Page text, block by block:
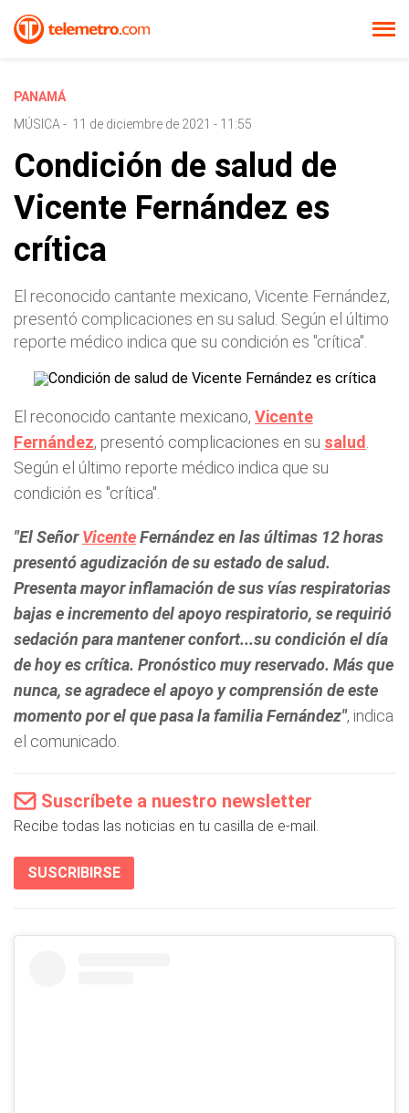
PANAMÁ
MÚSICA - 11 de diciembre de 2021 - 11:55
Condición de salud de
Vicente Fernández es
crítica
El reconocido cantante mexicano, Vicente Fernández,
presentó complicaciones en su salud. Según el último
reporte médico indica que su condición es "crítica".
El reconocido cantante mexicano, Vicente
Fernández, presentó complicaciones en su salud
Según el último reporte médico indica que su
condición es "crítica".
"El SeñorVicenteFernández en las últimas 12 horas
presentó agudización de su estado de salud.
Presenta mayor inflamación de sus vías respiratorias
bajas e incremento del apoyo respiratorio, se requirió
sedación para mantener confort...su condición el día
de hoy es crítica. Pronóstico muy reservado. Más que
nunca, se agradece el apoyo y comprensión de este
momento por el que pasa la familia Fernández", indica
el comunicado.
Suscríbete a nuestro newsletter
Recibe todas las noticias en tu casilla de e-mail.
SUSCRIBIRSE